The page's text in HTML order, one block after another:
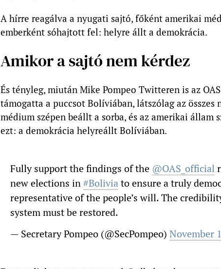
A hírre reagálva a nyugati sajtó, főként amerikai
emberként sóhajtott fel: helyre állt a demokrácia.
Amikor a sajtó nem kérdez
És tényleg, miután Mike Pompeo Twitteren is az
támogatta a puccsot Bolíviában, látszólag az összes
médium szépen beállt a sorba, és az amerikai állam
ezt: a demokrácia helyreállt Bolíviában.
Fully support the findings of the @OAS_official
new elections in#Boliviato ensure a truly
representative of the people’s will. The
system must be restored.
— Secretary Pompeo (@SecPompeo) November